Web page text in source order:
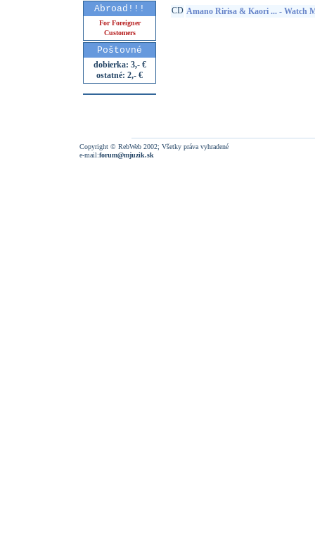
Abroad!!!
For Foreigner
Customers
Poštovné
dobierka: 3,- €
ostatné: 2,- €
CD Amano Ririsa & Kaori ... - Watch
Copyright © RebWeb 2002; Všetky práva vyhradené
e-mail:forum@mjuzik.sk